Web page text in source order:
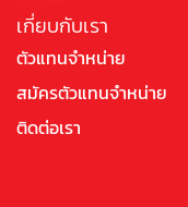
เกี่ยบกับเรา
ตัวแทนจำหน่าย
สมัครตัวแทนจำหน่าย
ติดต่อเรา